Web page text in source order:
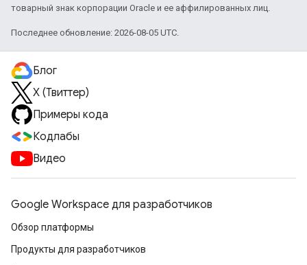
товарный знак корпорации Oracle и ее аффилированных лиц.
Последнее обновление: 2026-08-05 UTC.
Блог
X (Твиттер)
Примеры кода
Кодлабы
Видео
Google Workspace для разработчиков
Обзор платформы
Продукты для разработчиков